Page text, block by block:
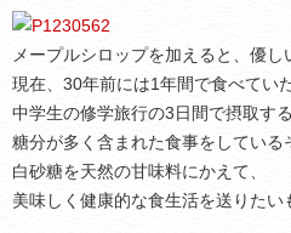
メープルシロップを加えると、優し
現在、30年前には1年間で食べてい
中学生の修学旅行の3日間で摂取す
糖分が多く含まれた食事をしている
白砂糖を天然の甘味料にかえて、
美味しく健康的な食生活を送りたい